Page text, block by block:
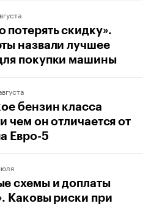
потерять скидку».
назвали лучшее
покупки машины
бензин класса
чем он отличается от
Евро-5
схемы и доплаты
Каковы риски при